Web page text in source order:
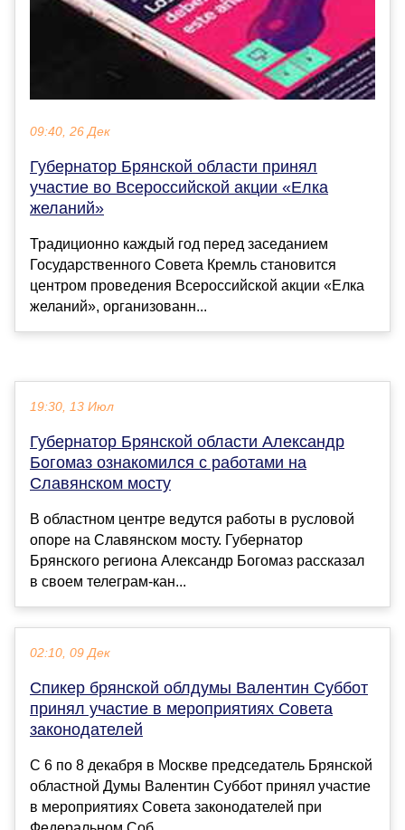
09:40, 26 Дек
Губернатор Брянской области принял
участие во Всероссийской акции «Елка
желаний»
Традиционно каждый год перед заседанием
Государственного Совета Кремль становится
центром проведения Всероссийской акции «Елка
желаний», организованн...
19:30, 13 Июл
Губернатор Брянской области Александр
Богомаз ознакомился с работами на
Славянском мосту
В областном центре ведутся работы в русловой
опоре на Славянском мосту. Губернатор
Брянского региона Александр Богомаз рассказал
в своем телеграм-кан...
02:10, 09 Дек
Спикер брянской облдумы Валентин Суббот
принял участие в мероприятиях Совета
законодателей
С 6 по 8 декабря в Москве председатель Брянской
областной Думы Валентин Суббот принял участие
в мероприятиях Совета законодателей при